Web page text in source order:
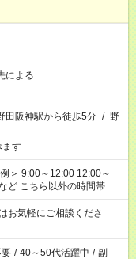
による
田阪神駅から徒歩5分 / 野
す
帯も
気軽にご相談くださ
要 / 40～50代活躍中 / 副